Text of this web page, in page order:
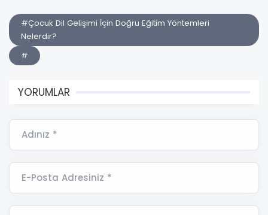
#Çocuk Dil Gelişimi İçin Doğru Eğitim Yöntemleri
Nelerdir?
#
YORUMLAR
Adınız *
E-Posta Adresiniz *